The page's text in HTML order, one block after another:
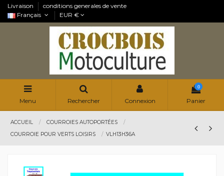
Livraison
conditions generales de vente
Français
EUR €
Menu Rechercher Connexion
0
Panier
ACCUEIL
COURROIES AUTOPORTÉES
COURROIE POUR VERTS LOISIRS
VLH13H36A